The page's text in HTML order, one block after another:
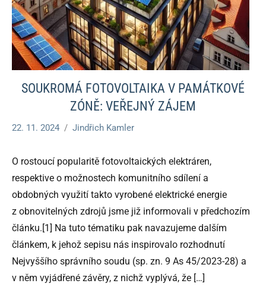
SOUKROMÁ FOTOVOLTAIKA V PAMÁTKOVÉ
ZÓNĚ: VEŘEJNÝ ZÁJEM
22. 11. 2024 Jindřich Kamler
O rostoucí popularitě fotovoltaických elektráren,
respektive o možnostech komunitního sdílení a
obdobných využití takto vyrobené elektrické energie
z obnovitelných zdrojů jsme již informovali v předchozím
článku.[1] Na tuto tématiku pak navazujeme dalším
článkem, k jehož sepisu nás inspirovalo rozhodnutí
Nejvyššího správního soudu (sp. zn. 9 As 45/2023-28) a
v něm vyjádřené závěry, z nichž vyplývá, že […]